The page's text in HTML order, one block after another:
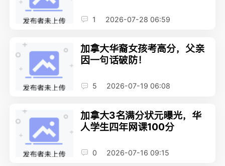
1 2026-07-28 06:59
加拿大华裔女孩考高分，父亲
因一句话破防！
5 2026-07-19 06:08
加拿大3名满分状元曝光，华
人学生四年网课100分
0 2026-07-16 09:15